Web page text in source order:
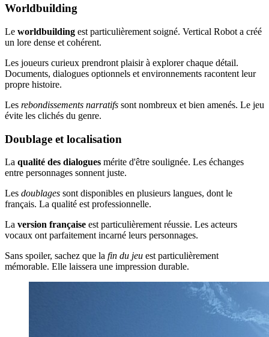
Worldbuilding
Le worldbuilding est particulièrement soigné. Vertical Robot a créé
un lore dense et cohérent.
Les joueurs curieux prendront plaisir à explorer chaque détail.
Documents, dialogues optionnels et environnements racontent leur
propre histoire.
Les rebondissements narratifs sont nombreux et bien amenés. Le jeu
évite les clichés du genre.
Doublage et localisation
La qualité des dialogues mérite d'être soulignée. Les échanges
entre personnages sonnent juste.
Les doublages sont disponibles en plusieurs langues, dont le
français. La qualité est professionnelle.
La version française est particulièrement réussie. Les acteurs
vocaux ont parfaitement incarné leurs personnages.
Sans spoiler, sachez que la fin du jeu est particulièrement
mémorable. Elle laissera une impression durable.